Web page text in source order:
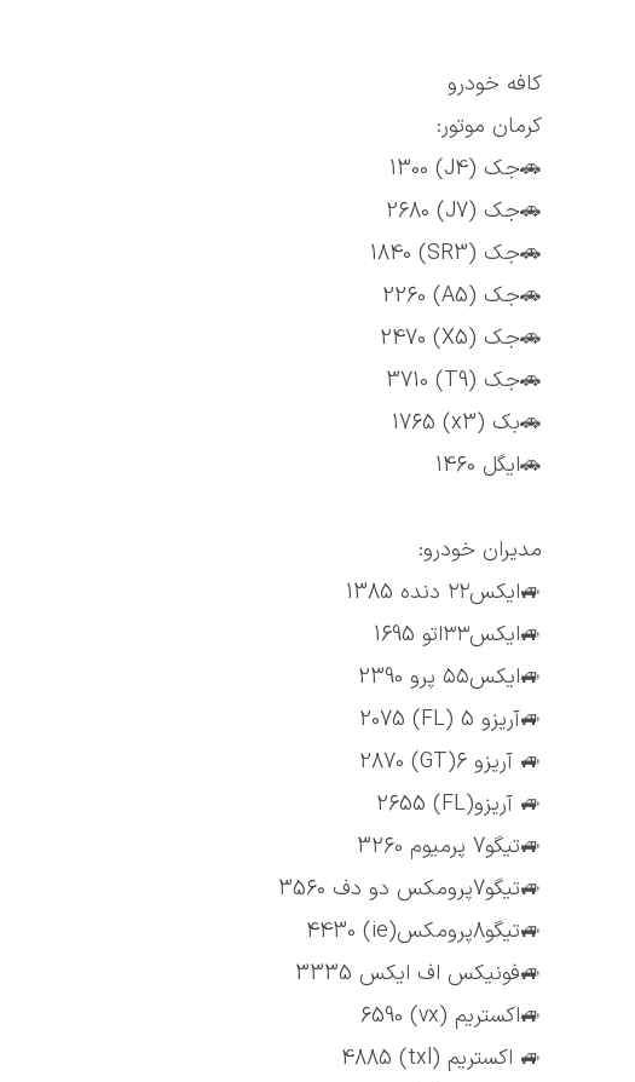
کافه خودرو
کرمان موتور:
🚗جک (J4) 1300
🚗جک (J7) 2680
🚗جک (SR3) 1840
🚗جک (A5) 2260
🚗جک (X5) 2470
🚗جک (T9) 3710
🚗بک (x3) 1765
🚗ایگل 1460
مدیران خودرو:
🚙ایکس۲۲ دنده 1385
🚙ایکس۳۳اتو 1695
🚙ایکس۵۵ پرو 2390
🚙آریزو 5 (FL) 2075
🚙 آریزو 6(GT) 2870
🚙 آریزو(FL) 2655
🚙تیگو7 پرمیوم 3260
🚙تیگو7پرومکس دو دف 3560
🚙تیگو8پرومکس(ie) 4430
🚙فونیکس اف ایکس 3335
🚙اکستریم (vx) 6590
🚙 اکستریم (txl) 4885